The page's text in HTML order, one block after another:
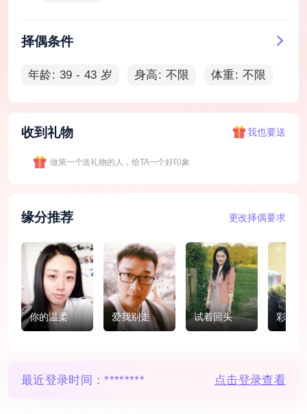
择偶条件
年龄: 39 - 43 岁 身高: 不限 体重: 不限
收到礼物 我也要送
做第一个送礼物的人，给TA一个好印象
缘分推荐 更改择偶要求
你的温柔 爱我别走 试着回头 彩加
最近登录时间：******** 点击登录查看